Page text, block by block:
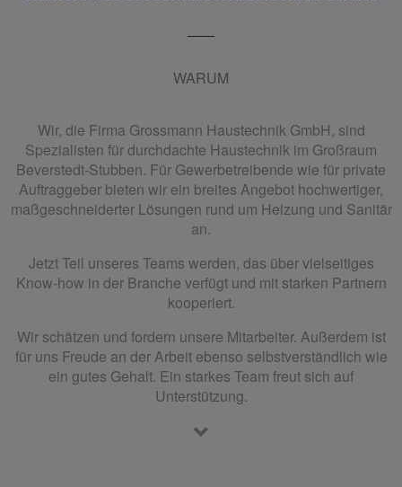
WARUM
Wir, die Firma Grossmann Haustechnik GmbH, sind
Spezialisten für durchdachte Haustechnik im Großraum
Beverstedt-Stubben. Für Gewerbetreibende wie für private
Auftraggeber bieten wir ein breites Angebot hochwertiger,
maßgeschneiderter Lösungen rund um Heizung und Sanitär
an.
Jetzt Teil unseres Teams werden, das über vielseitiges
Know-how in der Branche verfügt und mit starken Partnern
kooperiert.
Wir schätzen und fordern unsere Mitarbeiter. Außerdem ist
für uns Freude an der Arbeit ebenso selbstverständlich wie
ein gutes Gehalt. Ein starkes Team freut sich auf
Unterstützung.